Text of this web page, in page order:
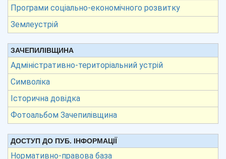
Програми соціально-економічного розвитку
Землеустрій
ЗАЧЕПИЛІВЩИНА
Адміністративно-територіальний устрій
Символіка
Історична довідка
Фотоальбом Зачепилівщина
ДОСТУП ДО ПУБ. ІНФОРМАЦІЇ
Нормативно-правова база